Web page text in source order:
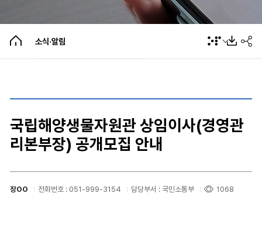
소식·알림
선박대피협의회 회의결과
팝업존
국립해양생물자원관 상임이사(경영관
리본부장) 공개모집 안내
장OO 전화번호 : 051-999-3154 담당부서 : 국민소통부 1068